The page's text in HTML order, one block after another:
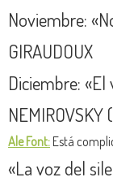
Noviembre:
GIRAUDOUX
Diciembre: «El
NEMIROVSKY
Ale Font:Está
«La voz del